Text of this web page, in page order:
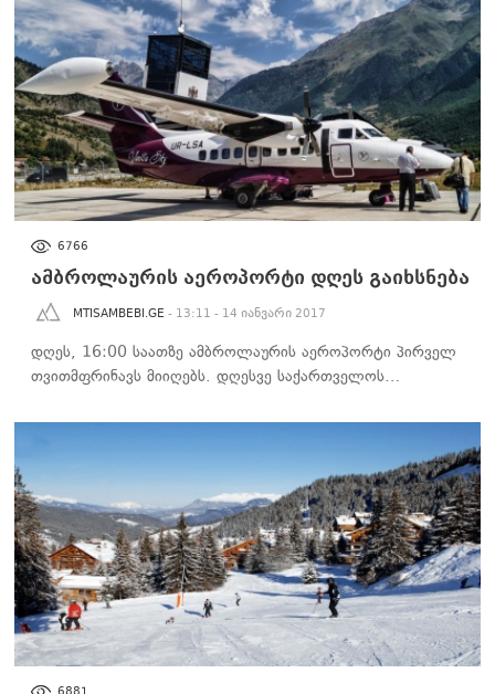
6766
ამბროლაურის აეროპორტი დღეს გაიხსნება
MTISAMBEBI.GE - 13:11 - 14 იანვარი 2017
დღეს, 16:00 საათზე ამბროლაურის აეროპორტი პირველ
თვითმფრინავს მიიღებს. დღესვე საქართველოს…